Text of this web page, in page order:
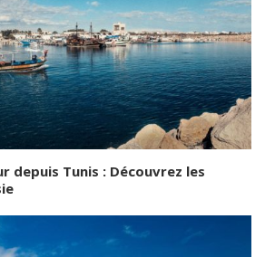
depuis Tunis : Découvrez les